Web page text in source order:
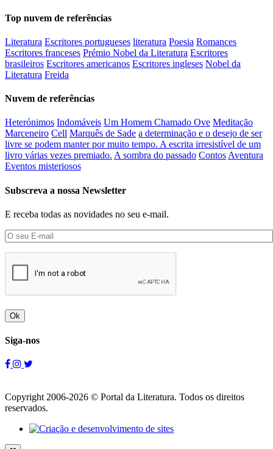
Top nuvem de referências
Literatura Escritores portugueses literatura Poesia Romances
Escritores franceses Prémio Nobel da Literatura Escritores
brasileiros Escritores americanos Escritores ingleses Nobel da
Literatura Freida
Nuvem de referências
Heterónimos Indomáveis Um Homem Chamado Ove Meditação
Marceneiro Cell Marquês de Sade a determinação e o desejo de ser
livre se podem manter por muito tempo. A escrita irresistível de um
livro várias vezes premiado. A sombra do passado Contos Aventura
Eventos misteriosos
Subscreva a nossa Newsletter
E receba todas as novidades no seu e-mail.
Ok
Siga-nos
Copyright 2006-2026 © Portal da Literatura. Todos os direitos
reservados.